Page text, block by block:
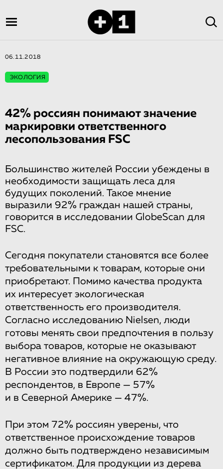
06.11.2018
ЭКОЛОГИЯ
42% россиян понимают значение
маркировки ответственно­го
лесопользова­ния FSC
Большинство жителей России убеждены в
необходимости защищать леса для
будущих поколений. Такое мнение
выразили 92% граждан нашей страны,
говорится в исследовании GlobeScan для
FSC.
Сегодня покупатели становятся все более
требовательными к товарам, которые они
приобретают. Помимо качества продукта
их интересует экологическая
ответственность его производителя.
Согласно исследованию Nielsen, люди
готовы менять свои предпочтения в пользу
выбора товаров, которые не оказывают
негативное влияние на окружающую среду.
В России это подтвердили 62%
респондентов, в Европе — 57%
и в Северной Америке — 47%.
При этом 72% россиян уверены, что
ответственное происхождение товаров
должно быть подтверждено независимым
сертификатом. Для продукции из дерева